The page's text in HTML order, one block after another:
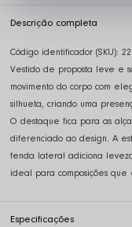
Descrição completa
Código identificador (SKU):
Vestido de proposta leve e
movimento do corpo com
silhueta, criando uma
O destaque fica para as
diferenciado ao design. A
fenda lateral adiciona
ideal para composições que
Especificações